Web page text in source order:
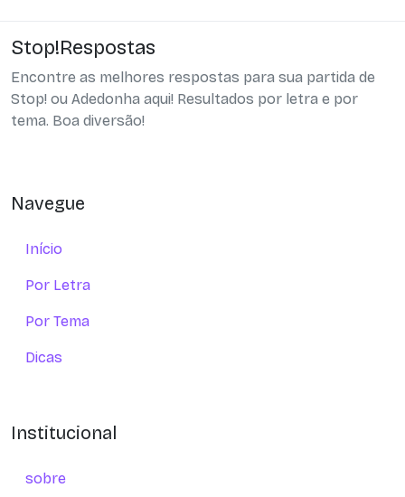
Stop!Respostas
Encontre as melhores respostas para sua partida de
Stop! ou Adedonha aqui! Resultados por letra e por
tema. Boa diversão!
Navegue
Início
Por Letra
Por Tema
Dicas
Institucional
sobre